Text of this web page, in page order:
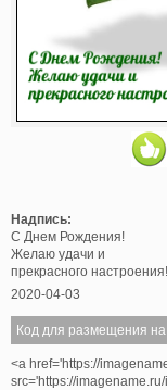
Надпись:
С Днем Рождения!
Желаю удачи и
прекрасного настроения!
2020-04-03
Код для размещения на
<a href='https://
src='https://